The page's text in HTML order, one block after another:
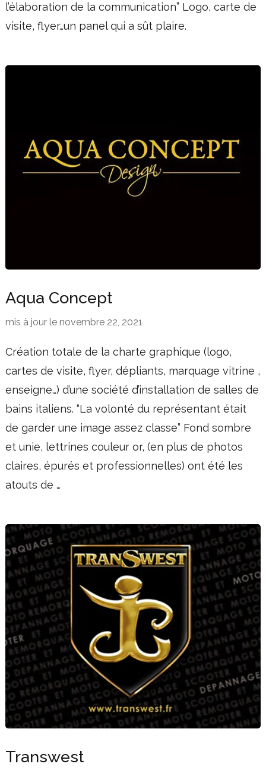
l’élaboration de la communication” Logo, carte de
visite, flyer…un panel qui a sût plaire.
Aqua Concept
mis à jour le novembre 22, 2021
Création totale de la charte graphique (logo,
cartes de visite, flyer, dépliants, marquage vitrine ,
enseigne…) d’une société d’installation de salles de
bains italiens. “La volonté du représentant était
de garder une image assez classe” Fond sombre
et unie, lettrines couleur or, (en plus de photos
claires, épurés et professionnelles) ont été les
atouts de …
Transwest